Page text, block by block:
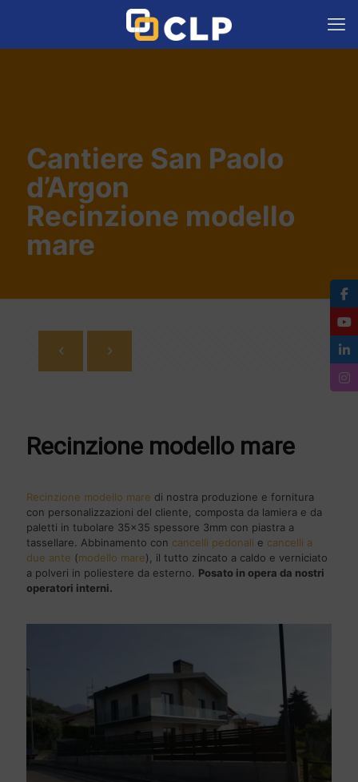
Cantiere San Paolo
d’Argon
Recinzione modello
mare
Recinzione modello mare
Recinzione modello mare di nostra produzione e fornitura
con personalizzazioni del cliente, composta da lamiera e da
paletti in tubolare 35x35 spessore 3mm con piastra a
tassellare. Abbinamento con cancelli pedonali e cancelli a
due ante (modello mare), il tutto zincato a caldo e verniciato
a polveri in poliestere da esterno. Posato in opera da nostri
operatori interni.